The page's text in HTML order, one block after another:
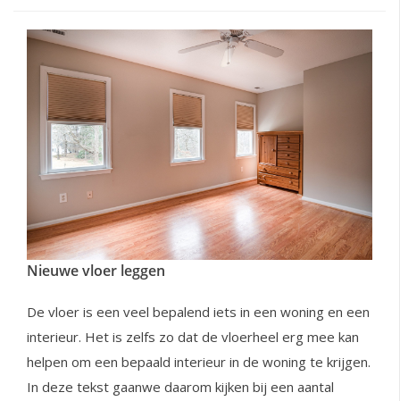
Nieuwe vloer leggen
De vloer is een veel bepalend iets in een woning en een
interieur. Het is zelfs zo dat de vloerheel erg mee kan
helpen om een bepaald interieur in de woning te krijgen.
In deze tekst gaanwe daarom kijken bij een aantal